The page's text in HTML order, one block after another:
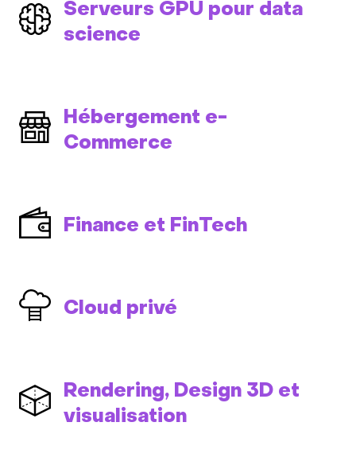
Serveurs GPU pour data
science
Hébergement e-
Commerce
Finance et FinTech
Cloud privé
Rendering, Design 3D et
visualisation